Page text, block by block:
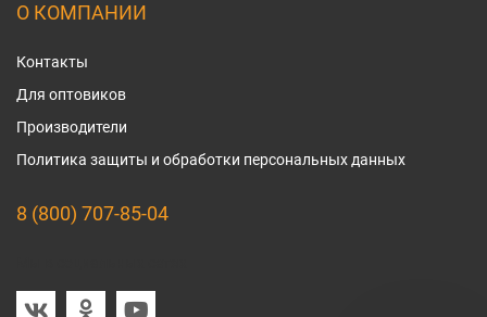
О КОМПАНИИ
Контакты
Для оптовиков
Производители
Политика защиты и обработки персональных данных
8 (800) 707-85-04